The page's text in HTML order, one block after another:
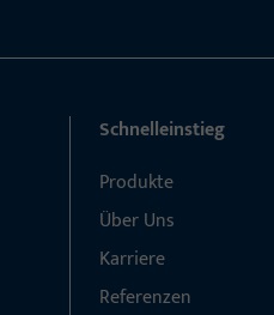
Schnelleinstieg
Produkte
Über Uns
Karriere
Referenzen